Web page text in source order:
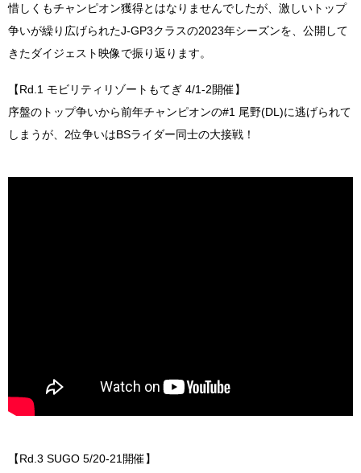
惜しくもチャンピオン獲得とはなりませんでしたが、激しいトップ
争いが繰り広げられたJ-GP3クラスの2023年シーズンを、公開して
きたダイジェスト映像で振り返ります。
【Rd.1 モビリティリゾートもてぎ 4/1-2開催】
序盤のトップ争いから前年チャンピオンの#1 尾野(DL)に逃げられて
しまうが、2位争いはBSライダー同士の大接戦！
【Rd.3 SUGO 5/20-21開催】